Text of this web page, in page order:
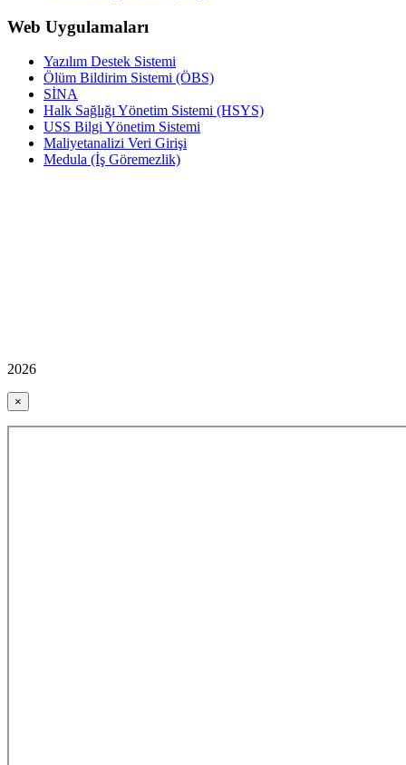
Web Uygulamaları
Yazılım Destek Sistemi
Ölüm Bildirim Sistemi (ÖBS)
SİNA
Halk Sağlığı Yönetim Sistemi (HSYS)
USS Bilgi Yönetim Sistemi
Maliyetanalizi Veri Girişi
Medula (İş Göremezlik)
2026
×